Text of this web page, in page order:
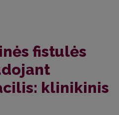
fistulės
klinikinis